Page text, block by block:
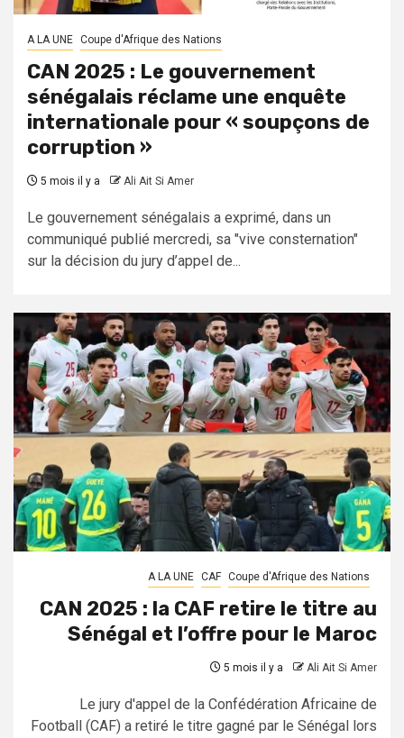
A LA UNE Coupe d'Afrique des Nations
CAN 2025 : Le gouvernement
sénégalais réclame une enquête
internationale pour « soupçons de
corruption »
5 mois il y a Ali Ait Si Amer
Le gouvernement sénégalais a exprimé, dans un
communiqué publié mercredi, sa "vive consternation"
sur la décision du jury d’appel de...
A LA UNE CAF Coupe d'Afrique des Nations
CAN 2025 : la CAF retire le titre au
Sénégal et l’offre pour le Maroc
5 mois il y a Ali Ait Si Amer
Le jury d'appel de la Confédération Africaine de
Football (CAF) a retiré le titre gagné par le Sénégal lors